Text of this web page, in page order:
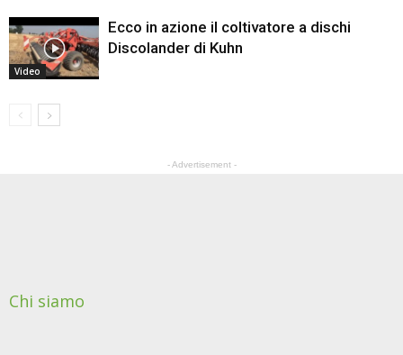
Video
Ecco in azione il coltivatore a dischi
Discolander di Kuhn
- Advertisement -
Chi siamo